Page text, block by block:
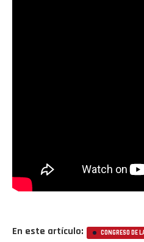
En este artículo: CONGRESO DE